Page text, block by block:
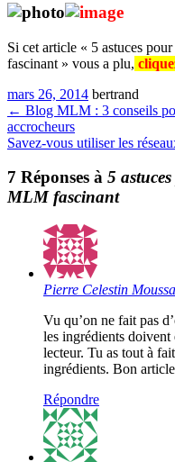
Si cet article « 5 astuces
fascinant » vous a plu,
mars 26, 2014 bertrand
← Blog MLM : 3 conseils
accrocheurs
Savez-vous utiliser les
7 Réponses à 5
MLM fascinant
Pierre Celestin Moussa
Vu qu’on ne fait pas
les ingrédients doivent
lecteur. Tu as tout à
ingrédients. Bon
Répondre